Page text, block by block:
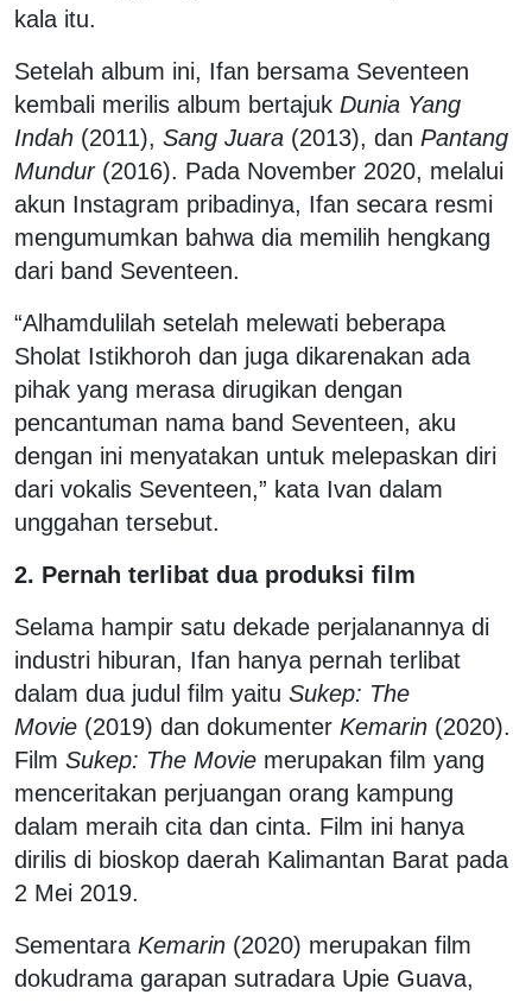
kala itu.
Setelah album ini, Ifan bersama Seventeen
kembali merilis album bertajuk Dunia Yang
Indah (2011), Sang Juara (2013), dan Pantang
Mundur(2016). Pada November 2020, melalui
akun Instagram pribadinya, Ifan secara resmi
mengumumkan bahwa dia memilih hengkang
dari band Seventeen.
“Alhamdulilah setelah melewati beberapa
Sholat Istikhoroh dan juga dikarenakan ada
pihak yang merasa dirugikan dengan
pencantuman nama band Seventeen, aku
dengan ini menyatakan untuk melepaskan diri
dari vokalis Seventeen,” kata Ivan dalam
unggahan tersebut.
2. Pernah terlibat dua produksi film
Selama hampir satu dekade perjalanannya di
industri hiburan, Ifan hanya pernah terlibat
dalam dua judul film yaitu Sukep: The
Movie (2019) dan dokumenter Kemarin (2020).
Film Sukep: The Movie merupakan film yang
menceritakan perjuangan orang kampung
dalam meraih cita dan cinta. Film ini hanya
dirilis di bioskop daerah Kalimantan Barat pada
2 Mei 2019.
Sementara Kemarin (2020) merupakan film
dokudrama garapan sutradara Upie Guava,